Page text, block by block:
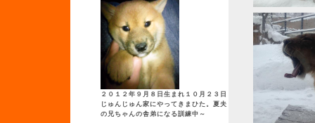
２０１２年９月８日生まれ１０月２３日
じゅんじゅん家にやってきまひた。夏夫
の兄ちゃんの舎弟になる訓練中～